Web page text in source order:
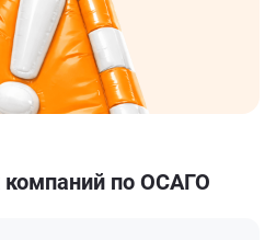
компаний по ОСАГО